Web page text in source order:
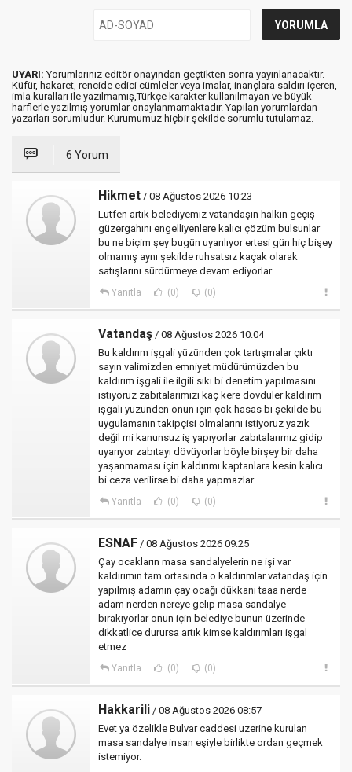
UYARI: Yorumlarınız editör onayından geçtikten sonra yayınlanacaktır.
Küfür, hakaret, rencide edici cümleler veya imalar, inançlara saldırı içeren,
imla kuralları ile yazılmamış,Türkçe karakter kullanılmayan ve büyük
harflerle yazılmış yorumlar onaylanmamaktadır. Yapılan yorumlardan
yazarları sorumludur. Kurumumuz hiçbir şekilde sorumlu tutulamaz.
6 Yorum
Hikmet / 08 Ağustos 2026 10:23
Lütfen artık belediyemiz vatandaşın halkın geçiş
güzergahını engelliyenlere kalıcı çözüm bulsunlar
bu ne biçim şey bugün uyarılıyor ertesi gün hiç bişey
olmamış aynı şekilde ruhsatsız kaçak olarak
satışlarını sürdürmeye devam ediyorlar
Yanıtla (0) (0)
Vatandaş / 08 Ağustos 2026 10:04
Bu kaldırım işgali yüzünden çok tartışmalar çıktı
sayın valimizden emniyet müdürümüzden bu
kaldırım işgali ile ilgili sıkı bi denetim yapılmasını
istiyoruz zabıtalarımızı kaç kere dövdüler kaldırım
işgali yüzünden onun için çok hasas bi şekilde bu
uygulamanın takipçisi olmalarını istiyoruz yazık
değil mi kanunsuz iş yapıyorlar zabıtalarımız gidip
uyarıyor zabıtayı dövüyorlar böyle birşey bir daha
yaşanmaması için kaldırımı kaptanlara kesin kalıcı
bi ceza verilirse bi daha yapmazlar
Yanıtla (0) (0)
ESNAF / 08 Ağustos 2026 09:25
Çay ocakların masa sandalyelerin ne işi var
kaldırımın tam ortasında o kaldırımlar vatandaş için
yapılmış adamın çay ocağı dükkanı taaa nerde
adam nerden nereye gelip masa sandalye
bırakıyorlar onun için belediye bunun üzerinde
dikkatlice durursa artık kimse kaldırımları işgal
etmez
Yanıtla (0) (0)
Hakkarili / 08 Ağustos 2026 08:57
Evet ya özelikle Bulvar caddesi uzerine kurulan
masa sandalye insan eşiyle birlikte ordan geçmek
istemiyor.